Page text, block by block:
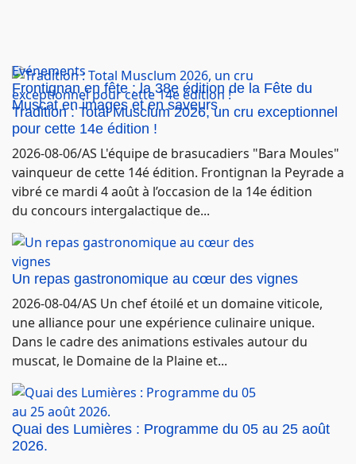
Evénements
Frontignan en fête : la 38e édition de la Fête du
Muscat en images et en saveurs
Tradition : Total Musclum 2026, un cru exceptionnel
pour cette 14e édition !
2026-08-06/AS L'équipe de brasucadiers "Bara Moules"
vainqueur de cette 14é édition. Frontignan la Peyrade a
vibré ce mardi 4 août à l’occasion de la 14e édition
du concours intergalactique de...
Un repas gastronomique au cœur des vignes
2026-08-04/AS Un chef étoilé et un domaine viticole,
une alliance pour une expérience culinaire unique.
Dans le cadre des animations estivales autour du
muscat, le Domaine de la Plaine et...
Quai des Lumières : Programme du 05 au 25 août
2026.